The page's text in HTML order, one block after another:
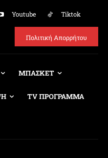
Youtube Tiktok
Πολιτική Απορρήτου
ΜΠΑΣΚΕΤ
TV ΠΡΟΓΡΑΜΜΑ